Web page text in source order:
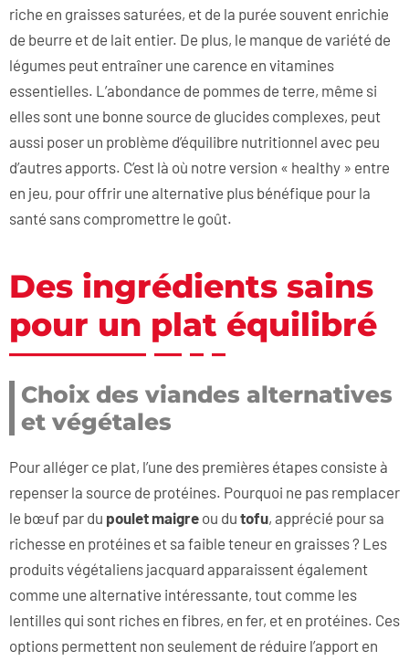
riche en graisses saturées, et de la purée souvent enrichie
de beurre et de lait entier. De plus, le manque de variété de
légumes peut entraîner une carence en vitamines
essentielles. L’abondance de pommes de terre, même si
elles sont une bonne source de glucides complexes, peut
aussi poser un problème d’équilibre nutritionnel avec peu
d’autres apports. C’est là où notre version « healthy » entre
en jeu, pour offrir une alternative plus bénéfique pour la
santé sans compromettre le goût.
Des ingrédients sains
pour un plat équilibré
Choix des viandes alternatives
et végétales
Pour alléger ce plat, l’une des premières étapes consiste à
repenser la source de protéines. Pourquoi ne pas remplacer
le bœuf par du poulet maigre ou du tofu, apprécié pour sa
richesse en protéines et sa faible teneur en graisses ? Les
produits végétaliens jacquard apparaissent également
comme une alternative intéressante, tout comme les
lentilles qui sont riches en fibres, en fer, et en protéines. Ces
options permettent non seulement de réduire l’apport en